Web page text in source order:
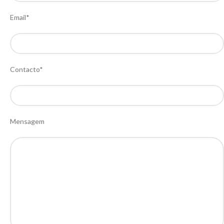
Email*
Contacto*
Mensagem